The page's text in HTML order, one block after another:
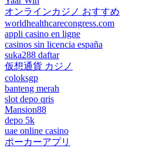
オンラインカジノ おすすめ
worldhealthcarecongress.com
appli casino en ligne
casinos sin licencia españa
suka288 daftar
仮想通貨 カジノ
coloksgp
banteng merah
slot depo qris
Mansion88
depo 5k
uae online casino
ポーカーアプリ